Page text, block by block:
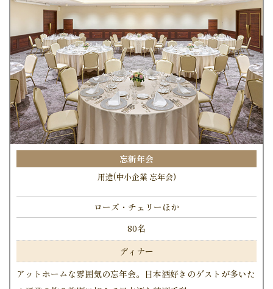
忘新年会
用途(中小企業 忘年会)
ローズ・チェリーほか
80名
ディナー
アットホームな雰囲気の忘年会。日本酒好きのゲストが多いた